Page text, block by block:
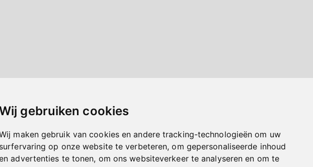
gebruiken cookies
maken gebruik van cookies en andere tracking-technologieën om uw
surfervaring op onze website te verbeteren, om gepersonaliseerde inhoud
advertenties te tonen, om ons websiteverkeer te analyseren en om te